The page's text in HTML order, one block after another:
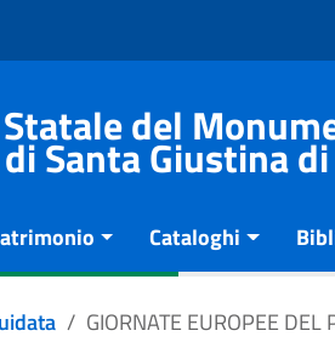
del
Santa Giustina di
Cataloghi
GIORNATE EUROPEE